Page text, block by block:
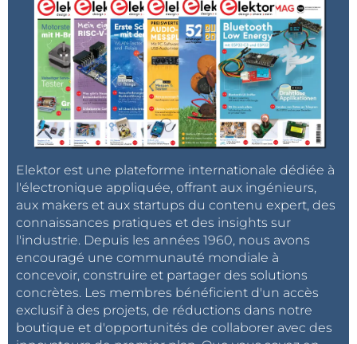
Elektor est une plateforme internationale dédiée à
l'électronique appliquée, offrant aux ingénieurs,
aux makers et aux startups du contenu expert, des
connaissances pratiques et des insights sur
l'industrie. Depuis les années 1960, nous avons
encouragé une communauté mondiale à
concevoir, construire et partager des solutions
concrètes. Les membres bénéficient d'un accès
exclusif à des projets, de réductions dans notre
boutique et d'opportunités de collaborer avec des